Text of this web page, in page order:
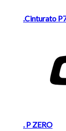
.Cinturato
. P ZERO